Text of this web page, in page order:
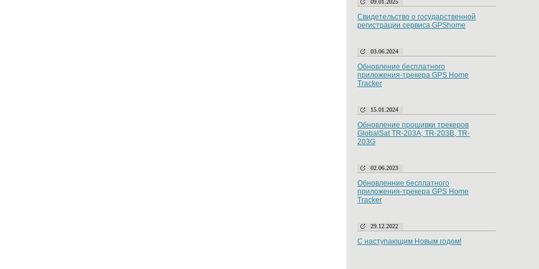
09.01.2025
Свидетельство о государственной
регистрации сервиса GPShome
03.06.2024
Обновление бесплатного
приложения-трекера GPS Home
Tracker
15.01.2024
Обновление прошивки трекеров
GlobalSat TR-203A, TR-203B, TR-
203G
02.06.2023
Обновленние бесплатного
приложения-трекера GPS Home
Tracker
29.12.2022
С наступающим Новым годом!